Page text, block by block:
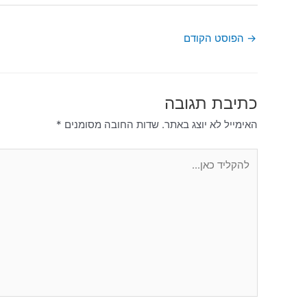
→ הפוסט הקודם
כתיבת תגובה
האימייל לא יוצג באתר. שדות החובה מסומנים *
כאן...